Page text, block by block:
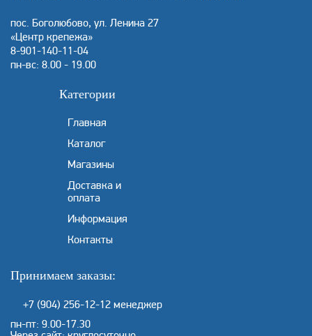
пос. Боголюбово, ул. Ленина 27
«Центр крепежа»
8-901-140-11-04
пн-вс: 8.00 - 19.00
Категории
Главная
Каталог
Магазины
Доставка и
оплата
Информация
Контакты
Принимаем заказы:
+7 (904) 256-12-12 менеджер
пн-пт: 9.00-17.30